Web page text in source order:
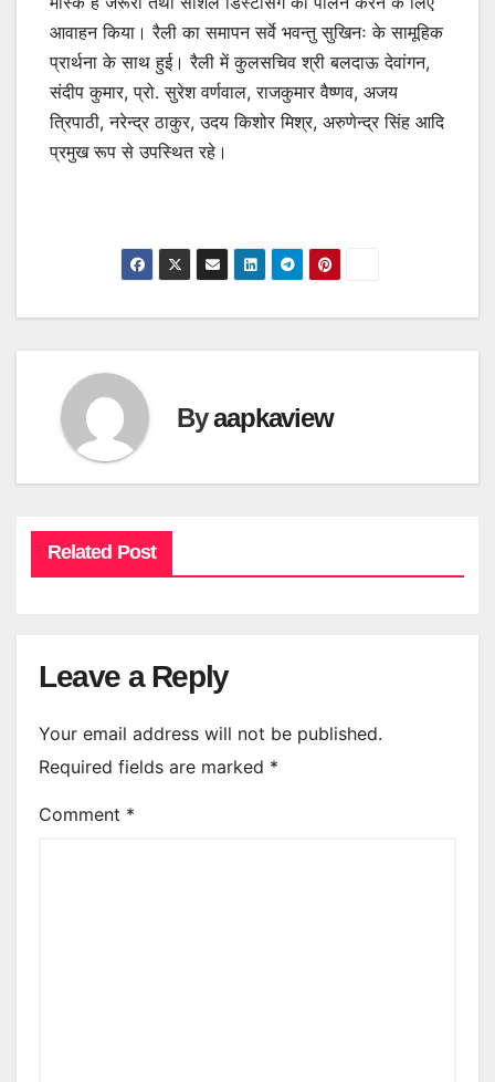
आवाहन किया। रैली का समापन सर्वे भवन्तु सुखिनः के सामूहिक
प्रार्थना के साथ हुई। रैली में कुलसचिव श्री बलदाऊ देवांगन,
संदीप कुमार, प्रो. सुरेश वर्णवाल, राजकुमार वैष्णव, अजय
त्रिपाठी, नरेन्द्र ठाकुर, उदय किशोर मिश्र, अरुणेन्द्र सिंह आदि
प्रमुख रूप से उपस्थित रहे।
Byaapkaview
Related Post
Leave a Reply
Your email address will not be published.
Required fields are marked *
Comment *